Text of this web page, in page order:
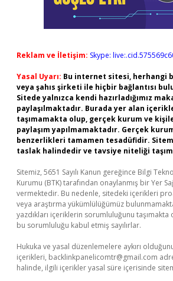
Reklam ve İletişim: Skype:
Yasal Uyarı: Bu internet sitesi, herhangi
veya şahıs şirketi ile hiçbir bağlantısı
Sitede yalnızca kendi hazırladığımız
paylaşılmaktadır. Burada yer alan
taşımamakta olup, gerçek kurum ve
paylaşım yapılmamaktadır. Gerçek
benzerlikleri tamamen tesadüfidir.
taslak halindedir ve tavsiye niteliği
Sitemiz, 5651 Sayılı Kanun gereğince Bilgi
Kurumu (BTK) tarafından onaylanmış bir Yer
vermektedir. Bu nedenle, sitedeki içerikleri
veya araştırma yükümlülüğümüz
yazdıkları içeriklerin sorumluluğunu
bu sorumluluğu kabul etmiş sayılırlar.
Hukuka ve yasal düzenlemelere aykırı
içerikleri, backlinkpanelicomtr@gmail.com
halinde, ilgili içerikler yasal süre içerisinde